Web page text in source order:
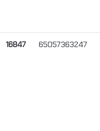
16847 65057363247